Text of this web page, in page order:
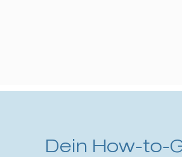
Dein How-to-